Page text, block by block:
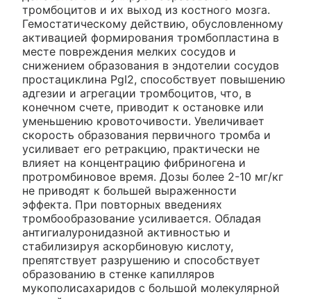
тромбоцитов и их выход из костного мозга.
Гемостатическому действию, обусловленному
активацией формирования тромбопластина в
месте повреждения мелких сосудов и
снижением образования в эндотелии сосудов
простациклина PgI2, способствует повышению
адгезии и агрегации тромбоцитов, что, в
конечном счете, приводит к остановке или
уменьшению кровоточивости. Увеличивает
скорость образования первичного тромба и
усиливает его ретракцию, практически не
влияет на концентрацию фибриногена и
протромбиновое время. Дозы более 2-10 мг/кг
не приводят к большей выраженности
эффекта. При повторных введениях
тромбообразование усиливается. Обладая
антигиалуронидазной активностью и
стабилизируя аскорбиновую кислоту,
препятствует разрушению и способствует
образованию в стенке капилляров
мукополисахаридов с большой молекулярной